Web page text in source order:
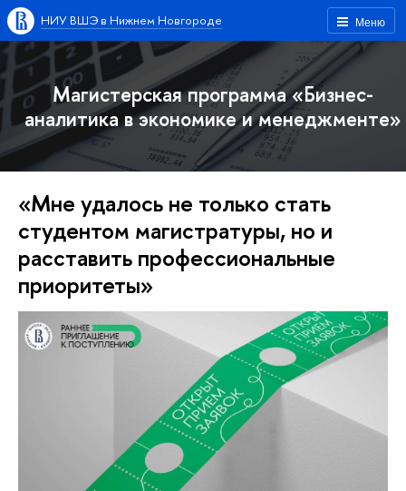
Меню
НИУ ВШЭ в Нижнем Новгороде
Магистерская программа «Бизнес-
аналитика в экономике и менеджменте»
«Мне удалось не только стать
студентом магистратуры, но и
расставить профессиональные
приоритеты»